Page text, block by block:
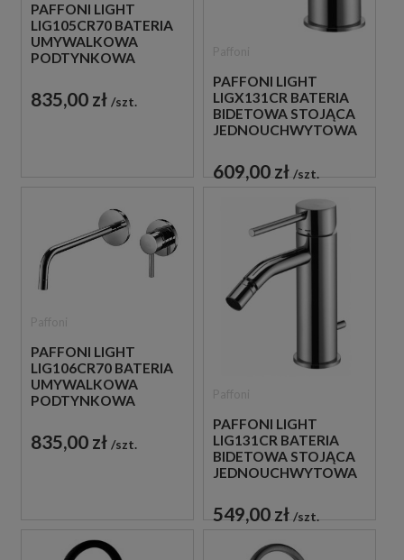
PAFFONI LIGHT
LIG105CR70 BATERIA
UMYWALKOWA
PODTYNKOWA
CHROM
835,00 zł szt.
PAFFONI LIGHT
LIGX131CR BATERIA
BIDETOWA STOJĄCA
JEDNOUCHWYTOWA
609,00 zł szt.
PAFFONI LIGHT
LIG106CR70 BATERIA
UMYWALKOWA
PODTYNKOWA
CHROM
835,00 zł szt.
PAFFONI LIGHT
LIG131CR BATERIA
BIDETOWA STOJĄCA
JEDNOUCHWYTOWA
549,00 zł szt.